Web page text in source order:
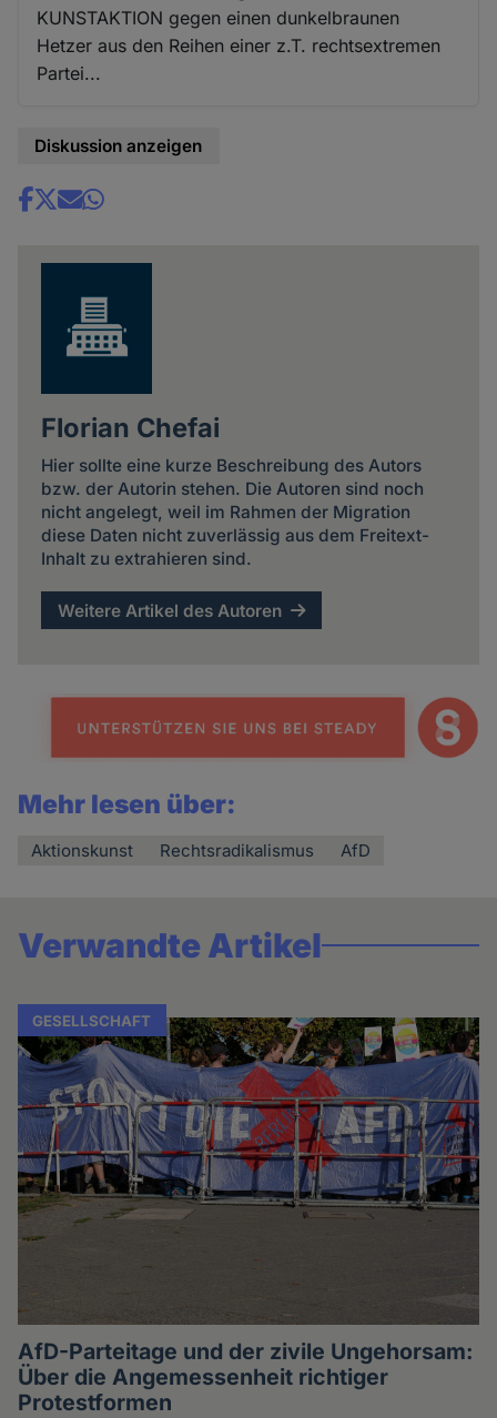
KUNSTAKTION gegen einen dunkelbraunen
Hetzer aus den Reihen einer z.T. rechtsextremen
Partei...
Diskussion anzeigen
Share
Florian Chefai
Hier sollte eine kurze Beschreibung des Autors
bzw. der Autorin stehen. Die Autoren sind noch
nicht angelegt, weil im Rahmen der Migration
diese Daten nicht zuverlässig aus dem Freitext-
Inhalt zu extrahieren sind.
Weitere Artikel des Autoren
Mehr lesen über:
Aktionskunst Rechtsradikalismus AfD
Verwandte Artikel
GESELLSCHAFT
AfD-Parteitage und der zivile Ungehorsam:
Über die Angemessenheit richtiger
Protestformen